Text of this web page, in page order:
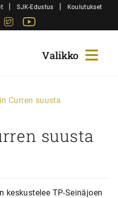
| SJK-Edustus | Koulutukset
Instagram
Twitter
Curren suusta
suusta
keskustelee TP-Seinäjoen